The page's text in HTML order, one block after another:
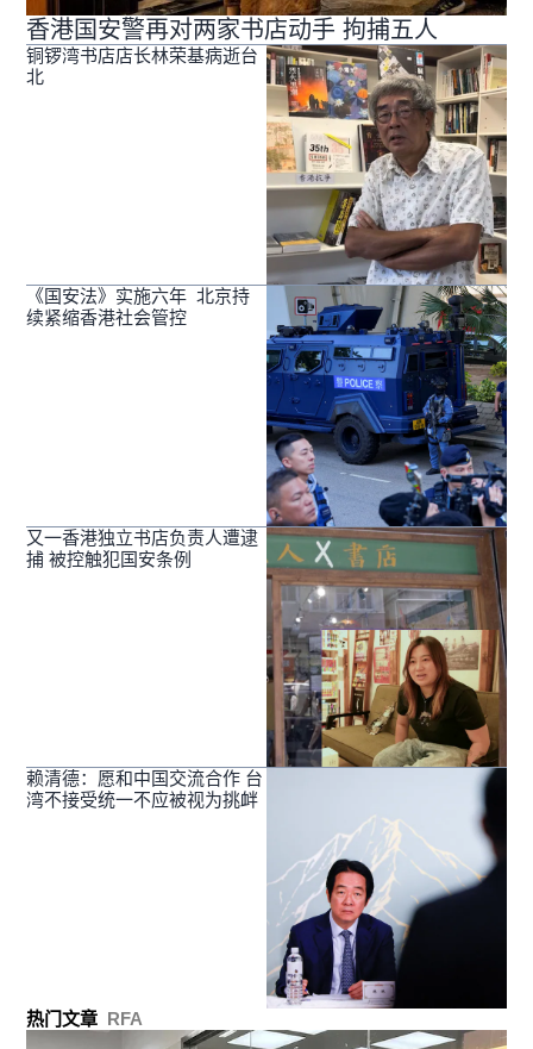
香港国安警再对两家书店动手 拘捕五人
铜锣湾书店店长林荣基病逝台
北
《国安法》实施六年 北京持
续紧缩香港社会管控
又一香港独立书店负责人遭逮
捕 被控触犯国安条例
赖清德：愿和中国交流合作 台
湾不接受统一不应被视为挑衅
热门文章 RFA